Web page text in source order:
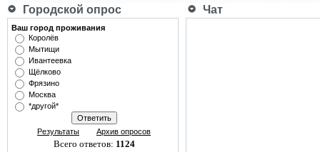
Городской опрос Чат
Ваш город проживания
Королёв
Мытищи
Ивантеевка
Щёлково
Фрязино
Москва
*другой*
Результаты Архив опросов
Всего ответов: 1124